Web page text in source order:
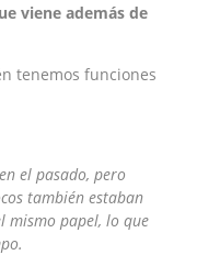
viene además de
tenemos funciones
el pasado, pero
también estaban
mismo papel, lo que